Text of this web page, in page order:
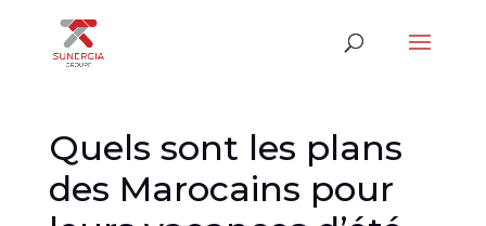
Quels sont les plans
des Marocains pour